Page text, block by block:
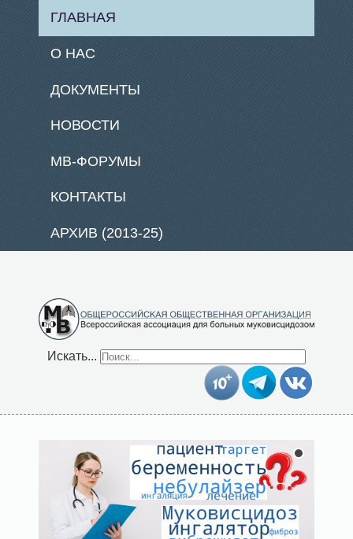
ГЛАВНАЯ
О НАС
ДОКУМЕНТЫ
НОВОСТИ
МВ-ФОРУМЫ
КОНТАКТЫ
АРХИВ (2013-25)
Искать...